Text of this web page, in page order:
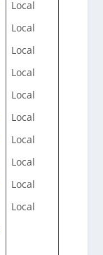
Local
Local
Local
Local
Local
Local
Local
Local
Local
Local